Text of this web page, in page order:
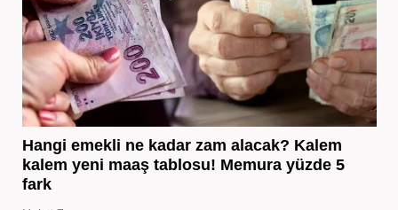
Hangi emekli ne kadar zam alacak? Kalem
kalem yeni maaş tablosu! Memura yüzde 5
fark